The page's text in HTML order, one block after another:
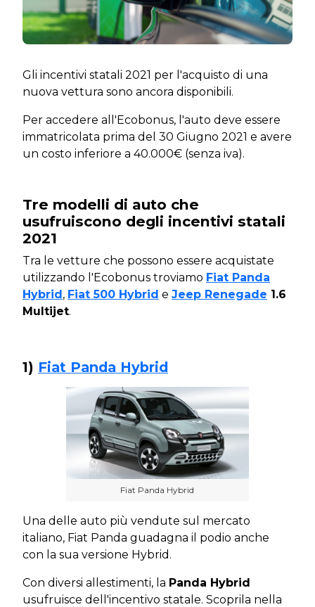
Gli incentivi statali 2021 per l'acquisto di una
nuova vettura sono ancora disponibili.
Per accedere all'Ecobonus, l'auto deve essere
immatricolata prima del 30 Giugno 2021 e avere
un costo inferiore a 40.000€ (senza iva).
Tre modelli di auto che
usufruiscono degli incentivi statali
2021
Tra le vetture che possono essere acquistate
utilizzando l'Ecobonus troviamo Fiat Panda
Hybrid , Fiat 500 Hybrid e Jeep Renegade 1.6
Multijet.
1) Fiat Panda Hybrid
Fiat Panda Hybrid
Una delle auto più vendute sul mercato
italiano, Fiat Panda guadagna il podio anche
con la sua versione Hybrid.
Con diversi allestimenti, la Panda Hybrid
usufruisce dell'incentivo statale. Scoprila nella